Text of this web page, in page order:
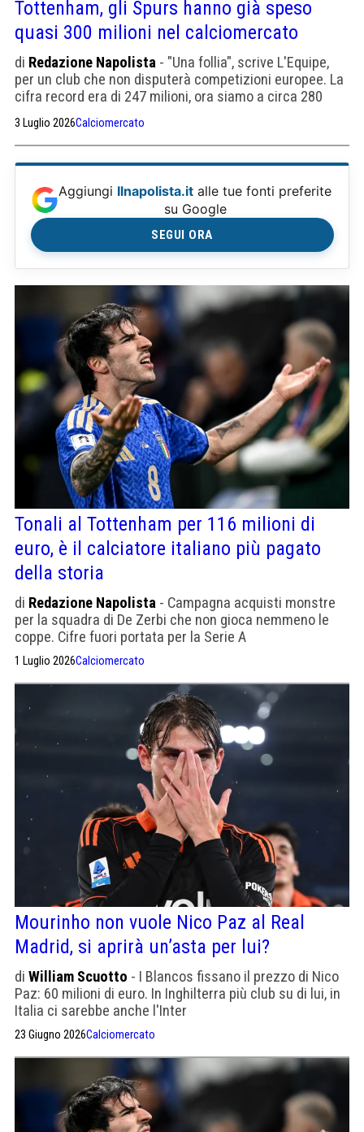
Tottenham, gli Spurs hanno già speso
quasi 300 milioni nel calciomercato
di Redazione Napolista - "Una follia", scrive L'Equipe,
per un club che non disputerà competizioni europee. La
cifra record era di 247 milioni, ora siamo a circa 280
e Tonali (oltre ai vari parametri zero).
3 Luglio 2026Calciomercato
Aggiungi Ilnapolista.it alle tue fonti preferite
su Google
SEGUI ORA
Tonali al Tottenham per 116 milioni di
euro, è il calciatore italiano più pagato
della storia
di Redazione Napolista - Campagna acquisti monstre
per la squadra di De Zerbi che non gioca nemmeno le
coppe. Cifre fuori portata per la Serie A
1 Luglio 2026Calciomercato
Mourinho non vuole Nico Paz al Real
Madrid, si aprirà un’asta per lui?
di William Scuotto - I Blancos fissano il prezzo di Nico
Paz: 60 milioni di euro. In Inghilterra più club su di lui, in
Italia ci sarebbe anche l'Inter
23 Giugno 2026Calciomercato